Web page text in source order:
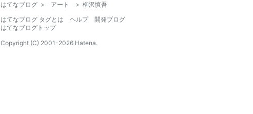
はてなブログ > アート > 柳沢慎吾
はてなブログ タグとは
ヘルプ
開発ブログ
はてなブログトップ
Copyright (C) 2001-2026 Hatena.